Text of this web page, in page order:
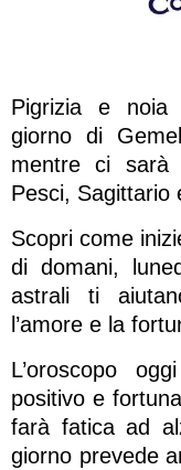
Pigrizia e noia
giorno di
mentre ci sarà
Pesci, Sagittario
Scopri come
di domani,
astrali ti
l’amore e la
L’oroscopo
positivo e
farà fatica ad
giorno prevede